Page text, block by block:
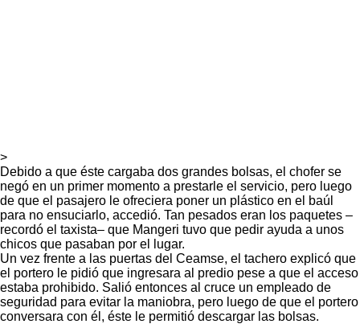
>
Debido a que éste cargaba dos grandes bolsas, el chofer se
negó en un primer momento a prestarle el servicio, pero luego
de que el pasajero le ofreciera poner un plástico en el baúl
para no ensuciarlo, accedió. Tan pesados eran los paquetes –
recordó el taxista– que Mangeri tuvo que pedir ayuda a unos
chicos que pasaban por el lugar.
Un vez frente a las puertas del Ceamse, el tachero explicó que
el portero le pidió que ingresara al predio pese a que el acceso
estaba prohibido. Salió entonces al cruce un empleado de
seguridad para evitar la maniobra, pero luego de que el portero
conversara con él, éste le permitió descargar las bolsas.